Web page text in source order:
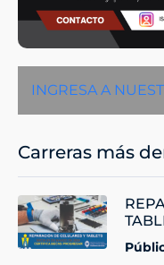
INGRESA A
Carreras más